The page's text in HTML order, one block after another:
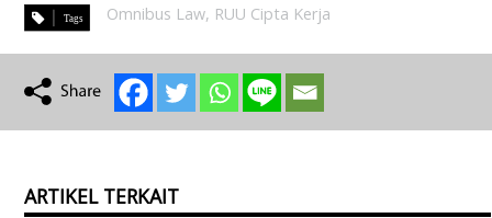
Omnibus Law, RUU Cipta Kerja
ARTIKEL TERKAIT